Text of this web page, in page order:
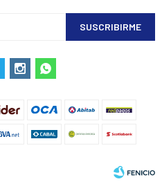
SUSCRIBIRME
 